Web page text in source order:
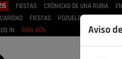
FIESTAS CRÓNICAS DE UNA RUBIA
CARIDAD FIESTAS POZUELEROS
IN MÁS AÚN Aviso